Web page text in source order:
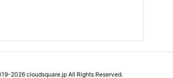
-2026 cloudsquare.jp All Rights Reserved.